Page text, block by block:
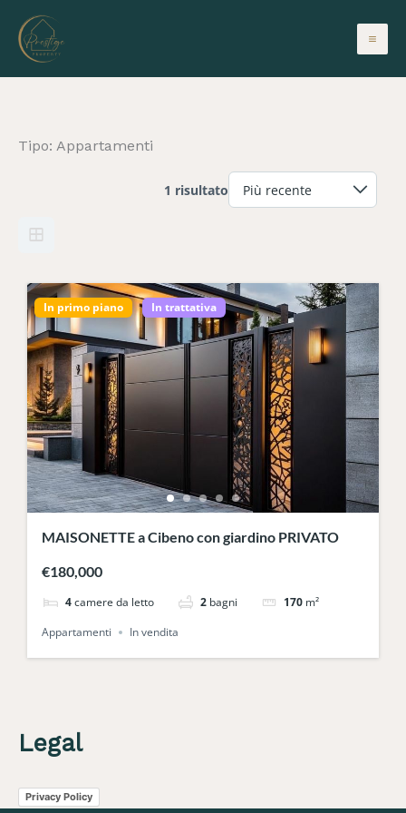
contenuto
Tipo: Appartamenti
1 risultato
In primo piano In trattativa
MAISONETTE a Cibeno con giardino PRIVATO
€180,000
4 camere da letto 2 bagni 170 m²
Appartamenti
In vendita
Legal
Privacy Policy